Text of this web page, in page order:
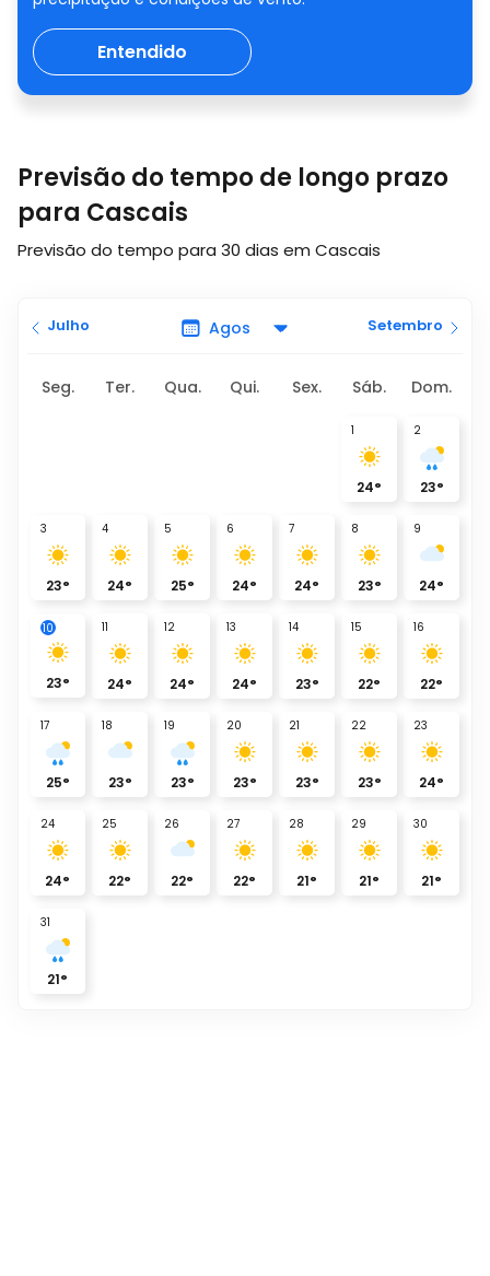
Entendido
Previsão do tempo de longo prazo
para Cascais
Previsão do tempo para 30 dias em Cascais
Julho Setembro
Seg. Ter. Qua. Qui. Sex. Sáb. Dom.
1
24°
2
23°
3
23°
4
24°
5
25°
6
24°
7
24°
8
23°
9
24°
10
23°
11
24°
12
24°
13
24°
14
23°
15
22°
16
22°
17
25°
18
23°
19
23°
20
23°
21
23°
22
23°
23
24°
24
24°
25
22°
26
22°
27
22°
28
21°
29
21°
30
21°
31
21°